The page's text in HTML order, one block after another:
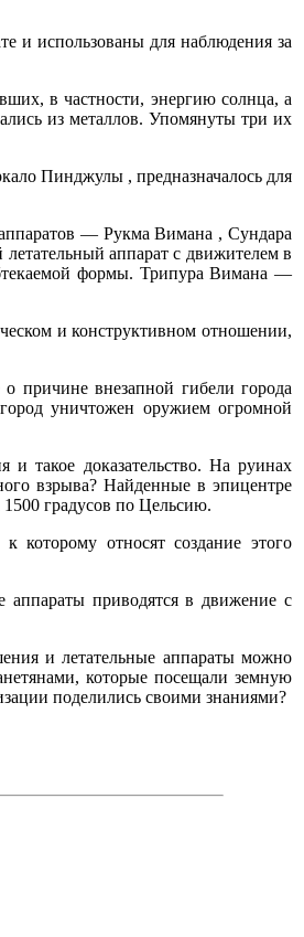
и использованы для наблюдения за
в частности, энергию солнца, а
из металлов. Упомянуты три их
Пинджулы , предназначалось для
— Рукма Вимана , Сундара
аппарат с движителем в
формы. Трипура Вимана —
и конструктивном отношении,
причине внезапной гибели города
уничтожен оружием огромной
такое доказательство. На руинах
взрыва? Найденные в эпицентре
градусов по Цельсию.
относят создание этого
аппараты приводятся в движение с
и летательные аппараты можно
которые посещали земную
поделились своими знаниями?